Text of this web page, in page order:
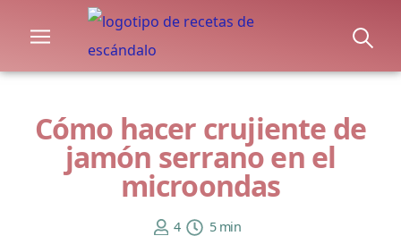
Cómo hacer crujiente de
jamón serrano en el
microondas
4 5 min